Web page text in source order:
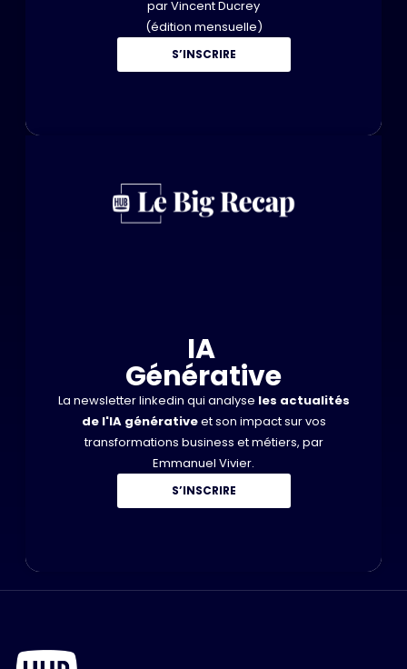
par Vincent Ducrey
(édition mensuelle)
S’INSCRIRE
IA
Générative
La newsletter linkedin qui analyse les actualités
de l'IA générativeet son impact sur vos
transformations business et métiers, par
Emmanuel Vivier.
S’INSCRIRE